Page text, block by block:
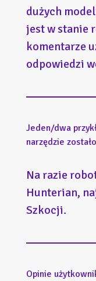
dużych
jest w stanie
komentarze
odpowiedzi
Jeden/dwa
narzędzie
Na razie
Hunterian,
Szkocji.
Opinie